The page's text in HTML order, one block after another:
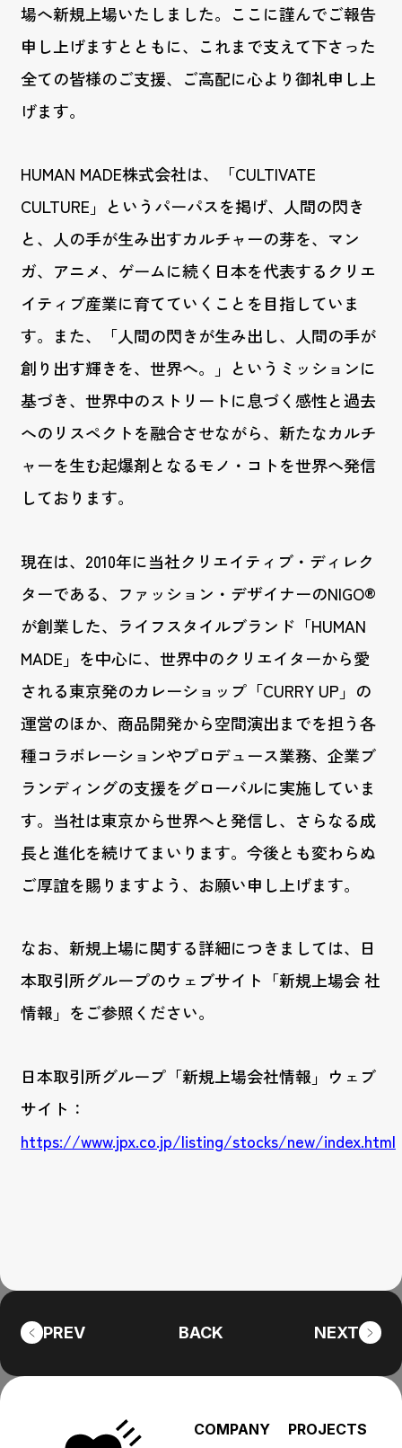
場へ新規上場いたしました。ここに謹んでご報告
申し上げますとともに、これまで支えて下さった
全ての皆様のご支援、ご高配に心より御礼申し上
げます。
HUMAN MADE株式会社は、「CULTIVATE
CULTURE」というパーパスを掲げ、人間の閃き
と、人の手が生み出すカルチャーの芽を、マン
ガ、アニメ、ゲームに続く日本を代表するクリエ
イティブ産業に育てていくことを目指していま
す。また、「人間の閃きが生み出し、人間の手が
創り出す輝きを、世界へ。」というミッションに
基づき、世界中のストリートに息づく感性と過去
へのリスペクトを融合させながら、新たなカルチ
ャーを生む起爆剤となるモノ・コトを世界へ発信
しております。
現在は、2010年に当社クリエイティブ・ディレク
ターである、ファッション・デザイナーのNIGO®
が創業した、ライフスタイルブランド「HUMAN
MADE」を中心に、世界中のクリエイターから愛
される東京発のカレーショップ「CURRY UP」の
運営のほか、商品開発から空間演出までを担う各
種コラボレーションやプロデュース業務、企業ブ
ランディングの支援をグローバルに実施していま
す。当社は東京から世界へと発信し、さらなる成
長と進化を続けてまいります。今後とも変わらぬ
ご厚誼を賜りますよう、お願い申し上げます。
なお、新規上場に関する詳細につきましては、日
本取引所グループのウェブサイト「新規上場会 社
情報」をご参照ください。
日本取引所グループ「新規上場会社情報」ウェブ
サイト：
https://www.jpx.co.jp/listing/stocks/new/index.html
PREV BACK NEXT
COMPANY PROJECTS